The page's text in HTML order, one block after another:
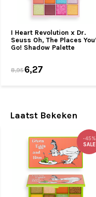
I Heart Revolution x Dr.
Seuss Oh, The Places
Go! Shadow Palette
8,956,27
Laatst Bekeken
-45%
SALE